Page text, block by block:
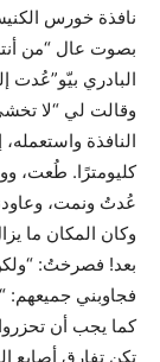
نافذة خورس
بصوت عال “من
البادري بيّو”عُدت
وقالت لي “لا
النافذة
كليومترًا. طُعت،
عُدتُ ونمت،
وكان المكان ما
بعد! فصرختُ:
فجاوبني جميعهم:
كما يجب أن
تكن تفارق أصابع